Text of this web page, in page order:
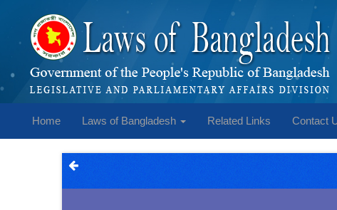
Home Laws of Bangladesh Related Links Contact